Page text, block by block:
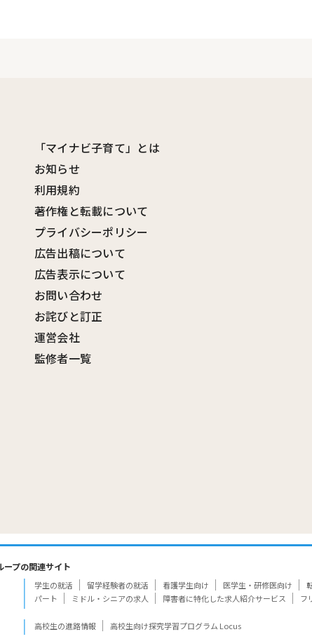
「マイナビ子育て」とは
お知らせ
利用規約
著作権と転載について
プライバシーポリシー
広告出稿について
広告表示について
お問い合わせ
お詫びと訂正
運営会社
監修者一覧
ープの関連サイト
学生の就活 留学経験者の就活 看護学生向け 医学生・研修医向け
パート
ミドル・シニアの求人 障害者に特化した求人紹介サービス フ
高校生の進路情報 高校生向け探究学習プログラム Locus